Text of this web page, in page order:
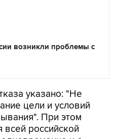
возникли проблемы с
указано: "Не
При этом
российской
и с
подтверждающих